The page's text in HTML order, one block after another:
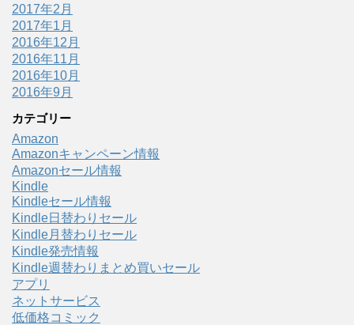
2017年2月
2017年1月
2016年12月
2016年11月
2016年10月
2016年9月
カテゴリー
Amazon
Amazonキャンペーン情報
Amazonセール情報
Kindle
Kindleセール情報
Kindle日替わりセール
Kindle月替わりセール
Kindle発売情報
Kindle週替わりまとめ買いセール
アプリ
ネットサービス
低価格コミック